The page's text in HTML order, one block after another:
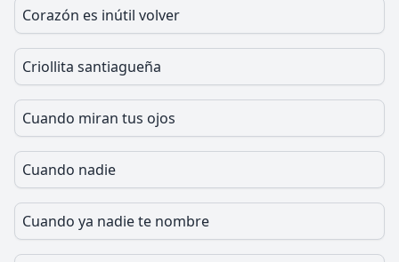
Corazón es inútil volver
Criollita santiagueña
Cuando miran tus ojos
Cuando nadie
Cuando ya nadie te nombre